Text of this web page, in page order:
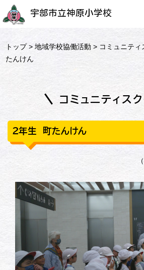
宇部市立神原小学校
トップ>地域学校協働活動 > コミュニティ
たんけん
コミュニティス
２年生 町たんけん